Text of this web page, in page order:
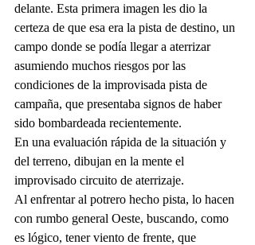
delante. Esta primera imagen les dio la
certeza de que esa era la pista de destino, un
campo donde se podía llegar a aterrizar
asumiendo muchos riesgos por las
condiciones de la improvisada pista de
campaña, que presentaba signos de haber
sido bombardeada recientemente.
En una evaluación rápida de la situación y
del terreno, dibujan en la mente el
improvisado circuito de aterrizaje.
Al enfrentar al potrero hecho pista, lo hacen
con rumbo general Oeste, buscando, como
es lógico, tener viento de frente, que